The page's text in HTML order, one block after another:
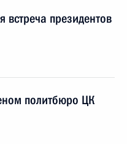
встреча президентов
политбюро ЦК